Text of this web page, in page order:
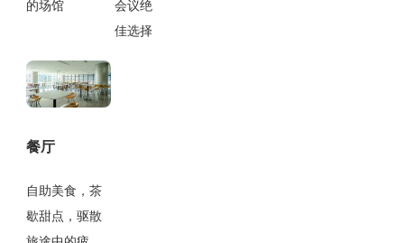
的场馆
会议绝
佳选择
餐厅
自助美食，茶
歇甜点，驱散